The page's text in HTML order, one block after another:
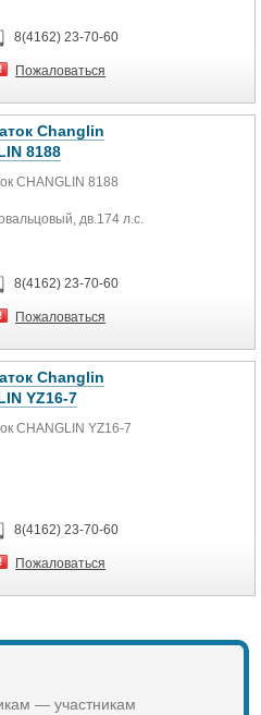
до земли
печка+
МКПП каток в
дизель YC6108G, объем
1530мм
5943х2300х3030мм
8(4162) 23-70-60
Пожаловаться
Changlin
8188
CHANGLIN 8188
дв.174 л.с.
8(4162) 23-70-60
Пожаловаться
Changlin
YZ16-7
CHANGLIN YZ16-7
3100мм
нагрузка 368N/cm
нагрузка 1380 N/cm
16000кг
8(4162) 23-70-60
Пожаловаться
— участникам